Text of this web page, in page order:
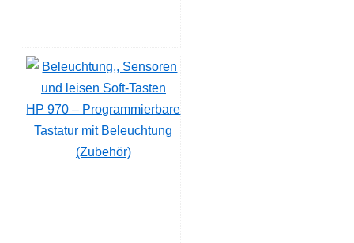
HP 970 – Programmierbare
Tastatur mit Beleuchtung
(Zubehör)